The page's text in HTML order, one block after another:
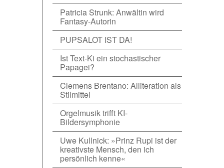
Patricia Strunk: Anwältin wird
Fantasy-Autorin
PUPSALOT IST DA!
Ist Text-Ki ein stochastischer
Papagei?
Clemens Brentano: Alliteration als
Stilmittel
Orgelmusik trifft KI-
Bildersymphonie
Uwe Kullnick: »Prinz Rupi ist der
kreativste Mensch, den ich
persönlich kenne«